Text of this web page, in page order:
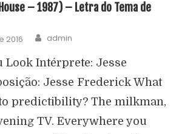
– 1987) – Letra do Tema de
2016 admin
Look Intérprete: Jesse
Jesse Frederick What
predictibility? The milkman,
TV. Everywhere you